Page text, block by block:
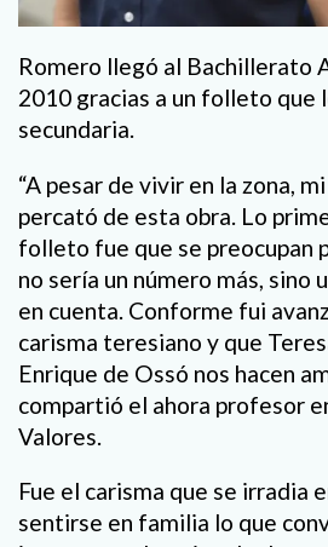
Romero llegó al Bachillerato
2010 gracias a un folleto que
secundaria.
“A pesar de vivir en la zona,
percató de esta obra. Lo
folleto fue que se preocupan
no sería un número más, sino
en cuenta. Conforme fui
carisma teresiano y que
Enrique de Ossó nos hacen
compartió el ahora profesor
Valores.
Fue el carisma que se irradia
sentirse en familia lo que